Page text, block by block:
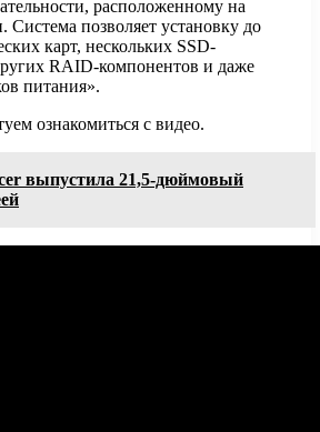
расположенному на
Система позволяет установку до
карт, нескольких SSD-
RAID-компонентов и даже
питания».
ознакомиться с видео.
выпустила 21,5-дюймовый